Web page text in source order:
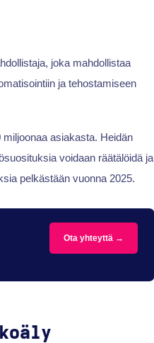
joka mahdollistaa
ja tehostamiseen
miljoonaa asiakasta. Heidän
voidaan räätälöidä ja
pelkästään vuonna 2025.
Ota yhteyttä →